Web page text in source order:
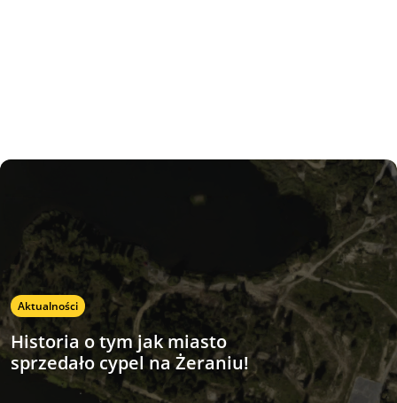
Aktualności
Historia o tym jak miasto
sprzedało cypel na Żeraniu!